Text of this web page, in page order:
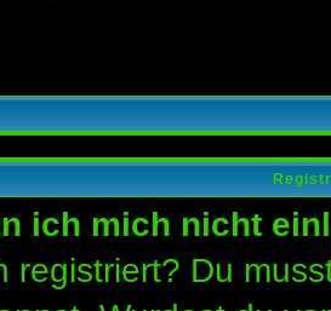
ich mich nicht
registriert? Du